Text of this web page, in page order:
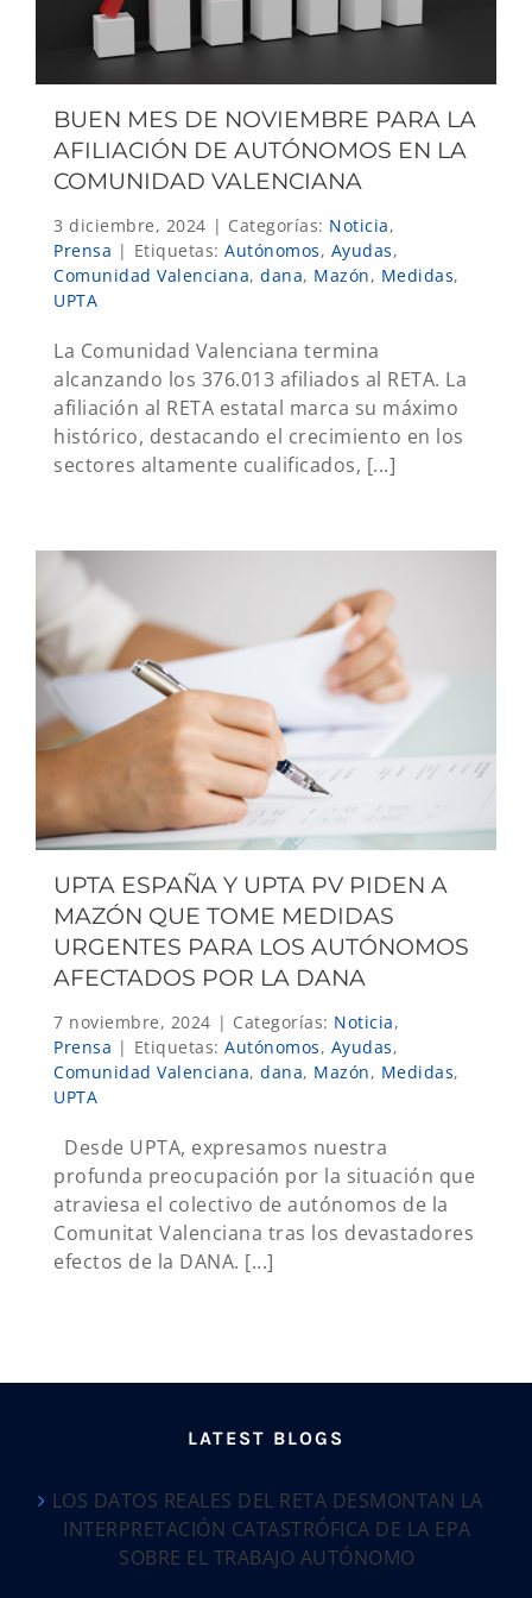
BUEN MES DE NOVIEMBRE PARA LA
AFILIACIÓN DE AUTÓNOMOS EN LA
COMUNIDAD VALENCIANA
3 diciembre, 2024 | Categorías: Noticia,
Prensa | Etiquetas: Autónomos, Ayudas,
Comunidad Valenciana, dana, Mazón, Medidas,
UPTA
La Comunidad Valenciana termina
alcanzando los 376.013 afiliados al RETA. La
afiliación al RETA estatal marca su máximo
histórico, destacando el crecimiento en los
sectores altamente cualificados, [...]
UPTA ESPAÑA Y UPTA PV PIDEN A
MAZÓN QUE TOME MEDIDAS
URGENTES PARA LOS AUTÓNOMOS
AFECTADOS POR LA DANA
7 noviembre, 2024 | Categorías: Noticia,
Prensa | Etiquetas: Autónomos, Ayudas,
Comunidad Valenciana, dana, Mazón, Medidas,
UPTA
Desde UPTA, expresamos nuestra
profunda preocupación por la situación que
atraviesa el colectivo de autónomos de la
Comunitat Valenciana tras los devastadores
efectos de la DANA. [...]
LATEST BLOGS
LOS DATOS REALES DEL RETA DESMONTAN LA
INTERPRETACIÓN CATASTRÓFICA DE LA EPA
SOBRE EL TRABAJO AUTÓNOMO